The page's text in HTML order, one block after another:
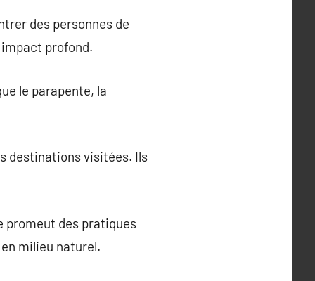
des personnes de
impact profond.
le parapente, la
destinations visitées. Ils
promeut des pratiques
milieu naturel.